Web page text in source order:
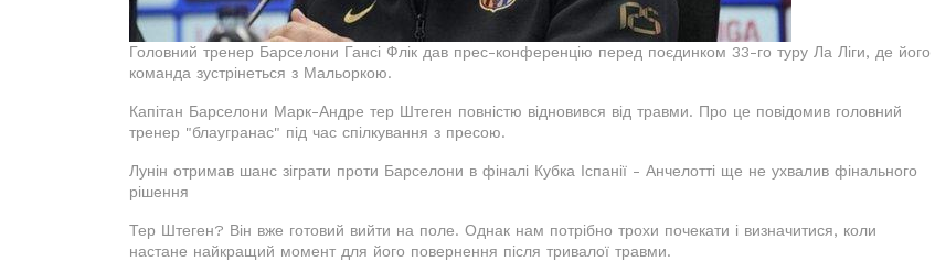
Головний тренер Барселони Гансі Флік дав прес-конференцію перед поєдинком 33-го туру Ла Ліги, де його
команда зустрінеться з Мальоркою.
Капітан Барселони Марк-Андре тер Штеген повністю відновився від травми. Про це повідомив головний
тренер "блаугранас" під час спілкування з пресою.
Лунін отримав шанс зіграти проти Барселони в фіналі Кубка Іспанії - Анчелотті ще не ухвалив фінального
рішення
Тер Штеген? Він вже готовий вийти на поле. Однак нам потрібно трохи почекати і визначитися, коли
настане найкращий момент для його повернення після тривалої травми.